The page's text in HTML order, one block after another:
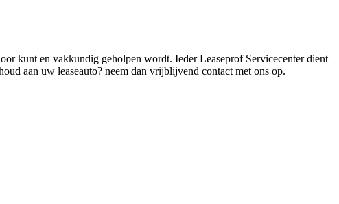
kunt en vakkundig geholpen wordt. Ieder Leaseprof Servicecenter dient
aan uw leaseauto? neem dan vrijblijvend contact met ons op.